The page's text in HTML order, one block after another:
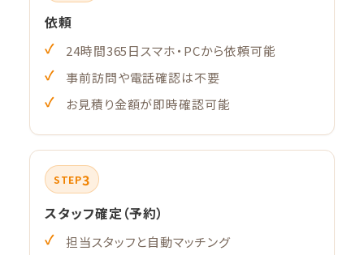
依頼
24時間365日スマホ・PCから依頼可能
事前訪問や電話確認は不要
お見積り金額が即時確認可能
STEP3
スタッフ確定（予約）
担当スタッフと自動マッチング